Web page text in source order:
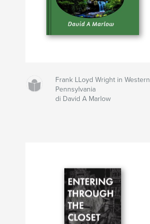
Frank LLoyd Wright in Western
Pennsylvania
di David A Marlow